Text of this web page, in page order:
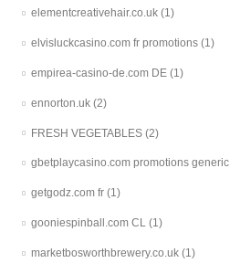
elementcreativehair.co.uk (1)
elvisluckcasino.com fr promotions (1)
empirea-casino-de.com DE (1)
ennorton.uk (2)
FRESH VEGETABLES (2)
gbetplaycasino.com promotions generic
getgodz.com fr (1)
gooniespinball.com CL (1)
marketbosworthbrewery.co.uk (1)